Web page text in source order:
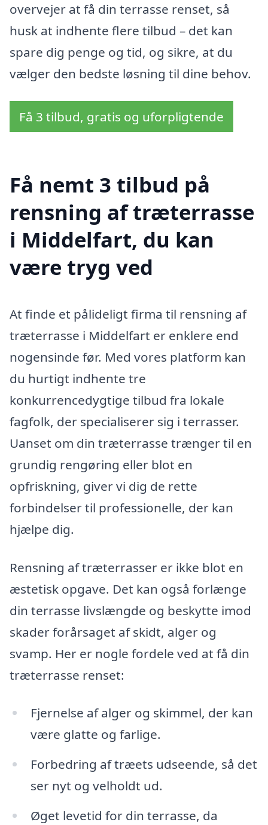
overvejer at få din terrasse renset, så
husk at indhente flere tilbud – det kan
spare dig penge og tid, og sikre, at du
vælger den bedste løsning til dine behov.
Få 3 tilbud, gratis og uforpligtende
Få nemt 3 tilbud på
rensning af træterrasse
i Middelfart, du kan
være tryg ved
At finde et pålideligt firma til rensning af
træterrasse i Middelfart er enklere end
nogensinde før. Med vores platform kan
du hurtigt indhente tre
konkurrencedygtige tilbud fra lokale
fagfolk, der specialiserer sig i terrasser.
Uanset om din træterrasse trænger til en
grundig rengøring eller blot en
opfriskning, giver vi dig de rette
forbindelser til professionelle, der kan
hjælpe dig.
Rensning af træterrasser er ikke blot en
æstetisk opgave. Det kan også forlænge
din terrasse livslængde og beskytte imod
skader forårsaget af skidt, alger og
svamp. Her er nogle fordele ved at få din
træterrasse renset:
Fjernelse af alger og skimmel, der kan
være glatte og farlige.
Forbedring af træets udseende, så det
ser nyt og velholdt ud.
Øget levetid for din terrasse, da